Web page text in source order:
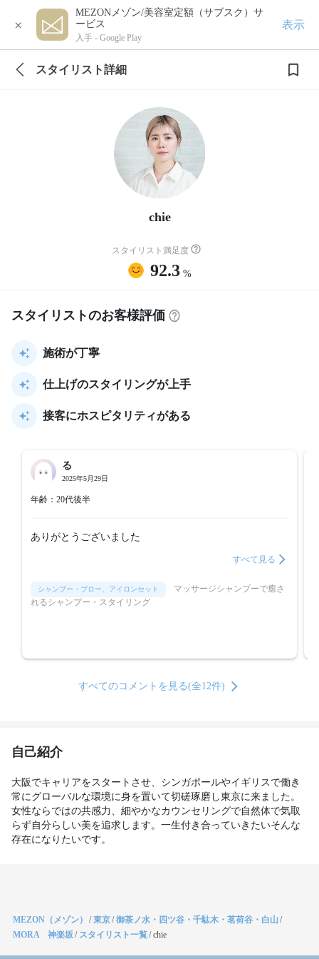
×
MEZONメゾン/美容室定額（サブスク）サ
ービス
入手 - Google Play
表示
スタイリスト詳細
chie
スタイリスト満足度
92.3 %
スタイリストのお客様評価
施術が丁寧
仕上げのスタイリングが上手
接客にホスピタリティがある
る
2025年5月29日
年齢：20代後半
ありがとうございました
すべて見る
シャンプー・ブロー、アイロンセット
れるシャンプー・スタイリング
すべてのコメントを見る(全12件)
自己紹介
大阪でキャリアをスタートさせ、シンガポールやイギリスで働き
常にグローバルな環境に身を置いて切磋琢磨し東京に来ました。
女性ならではの共感力、細やかなカウンセリングで自然体で気取
らず自分らしい美を追求します。一生付き合っていきたいそんな
存在になりたいです。
MEZON（メゾン） /東京/御茶ノ水・四ツ谷・千駄木・茗荷谷・白山 /
MORA 神楽坂/ スタイリスト一覧/chie